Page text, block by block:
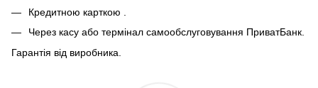
Кредитною карткою .
Через касу або термінал самообслуговування ПриватБанк.
Гарантія від виробника.